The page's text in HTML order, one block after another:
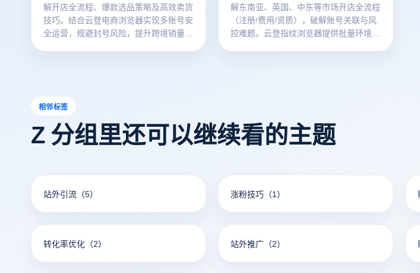
解开店全流程、爆款选品策略及高效卖货
技巧。结合云登电商浏览器实现多账号安
全运营，规避封号风险，提升跨境销量！
解东南亚、英国、中东等市场开店全流程
（注册/费用/资质），破解账号关联与风
控难题。云登指纹浏览器提供批量环境隔
相邻标签
Z 分组里还可以继续看的主题
站外引流 （5） 涨粉技巧 （1）
转化率优化 （2） 站外推广 （2）